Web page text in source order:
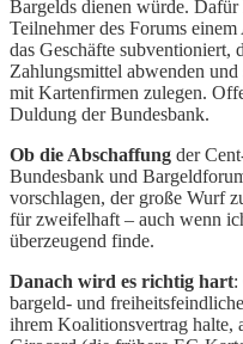
Bargelds dienen würde.
Teilnehmer des Forums
das Geschäfte subventioniert,
Zahlungsmittel abwenden
mit Kartenfirmen zulegen.
Duldung der Bundesbank.
Ob die Abschaffung der
Bundesbank und
vorschlagen, der große Wurf
für zweifelhaft – auch wenn
überzeugend finde.
Danach wird es richtig hart:
bargeld- und
ihrem Koalitionsvertrag halte,